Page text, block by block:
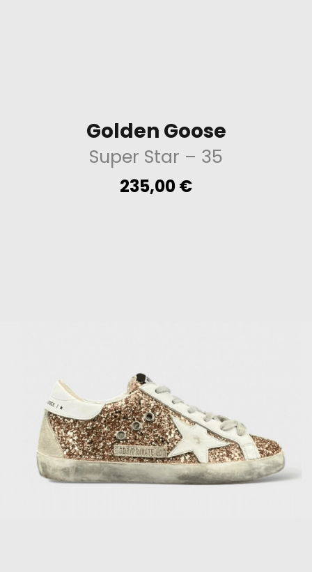
Golden Goose
Super Star – 35
235,00€